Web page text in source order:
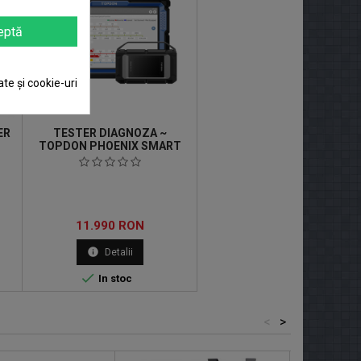
TESTER DIAGNOZA ~
TOPDON PHOENIX SMART
Pret
11.990 RON
info Detalii
 In stoc
>
<
și cookie-uri